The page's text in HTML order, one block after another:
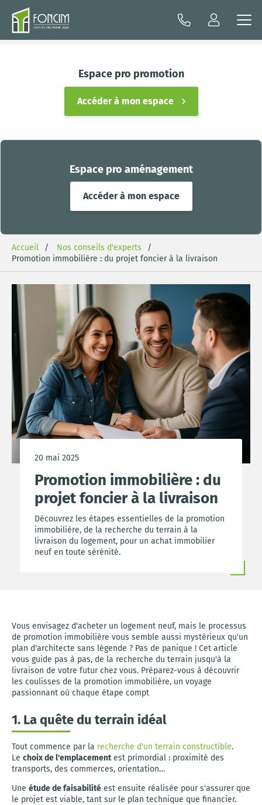
Espace pro aménagement
Accéder à mon espace
Espace pro promotion
Accéder à mon espace
Accueil
Nos conseils d'experts
Promotion immobilière : du projet foncier à la livraison
20 mai 2025
Promotion immobilière : du
projet foncier à la livraison
Découvrez les étapes essentielles de la promotion
immobilière, de la recherche du terrain à la
livraison du logement, pour un achat immobilier
neuf en toute sérénité.
Vous envisagez d'acheter un logement neuf, mais le processus
de promotion immobilière vous semble aussi mystérieux qu'un
plan d'architecte sans légende ? Pas de panique ! Cet article
vous guide pas à pas, de la recherche du terrain jusqu'à la
livraison de votre futur chez vous. Préparez-vous à découvrir
les coulisses de la promotion immobilière, un voyage
passionnant où chaque étape compt
1. La quête du terrain idéal
Tout commence par la recherche d'un terrain constructible.
Le choix de l'emplacementest primordial : proximité des
transports, des commerces, orientation…
Une étude de faisabilité est ensuite réalisée pour s'assurer que
le projet est viable, tant sur le plan technique que financier.